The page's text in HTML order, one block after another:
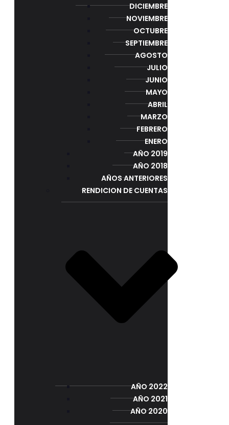
DICIEMBRE
NOVIEMBRE
OCTUBRE
SEPTIEMBRE
AGOSTO
JULIO
JUNIO
MAYO
ABRIL
MARZO
FEBRERO
ENERO
AÑO 2019
AÑO 2018
AÑOS ANTERIORES
RENDICION DE CUENTAS
AÑO 2022
AÑO 2021
AÑO 2020